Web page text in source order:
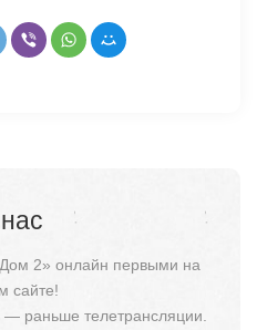
2» онлайн первыми на
сайте!
раньше телетрансляции.